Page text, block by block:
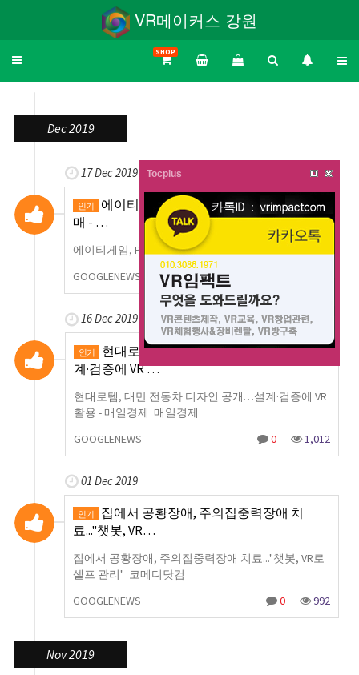
VR메이커스 강원
Toggle
SHOP
Dec 2019
17 Dec 2019
인기
에이티게임, PS VR전용 '사이렌토 VR' 발
매 - …
에이티게임, PS VR전용 '사이렌토 VR' 발매 더게임스
GOOGLENEWS
16 Dec 2019
인기
현대로템, 대만 전동차 디자인 공개…설
계·검증에 VR …
현대로템, 대만 전동차 디자인 공개…설계·검증에 VR
활용 - 매일경제 매일경제
GOOGLENEWS
0 1,012
01 Dec 2019
인기
집에서 공황장애, 주의집중력장애 치
료..."챗봇, VR…
집에서 공황장애, 주의집중력장애 치료..."챗봇, VR로
셀프 관리" 코메디닷컴
GOOGLENEWS
0 992
Nov 2019
Tocplus